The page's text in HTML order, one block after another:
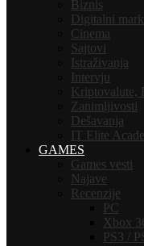
Biznis
Digitalni
Cinema
Sajtovi
Istraživanja
Intervju
Kriptovalute,
Zanimljivosti
Dešavanja
IT Elite
GAMES
Games vesti
Najave
Recenzije
PC
Xbox
PS3 /